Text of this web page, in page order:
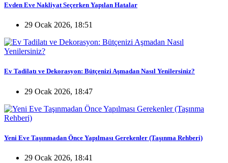
Evden Eve Nakliyat Seçerken Yapılan Hatalar
29 Ocak 2026, 18:51
Ev Tadilatı ve Dekorasyon: Bütçenizi Aşmadan Nasıl Yenilersiniz?
29 Ocak 2026, 18:47
Yeni Eve Taşınmadan Önce Yapılması Gerekenler (Taşınma Rehberi)
29 Ocak 2026, 18:41